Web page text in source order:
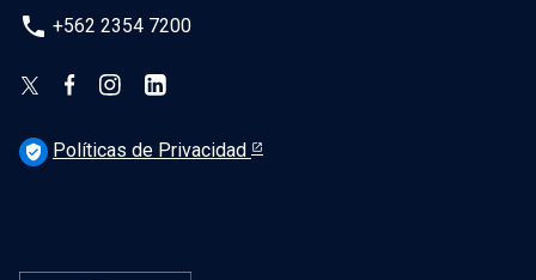
phone +562 2354 7200
verified_user Políticas de Privacidad